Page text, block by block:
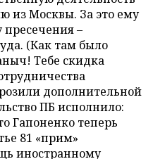
из Москвы. За это ему
–
(Как там было
Тебе скидка
дополнительной
ПБ исполнило:
Гапоненко теперь
81 «прим»
иностранному